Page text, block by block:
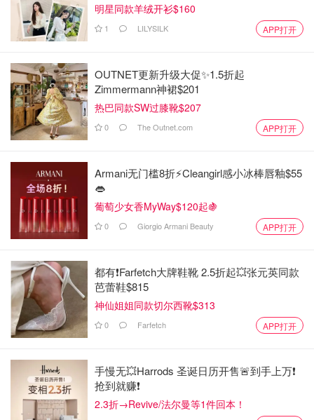
明星同款羊绒开衫$160
1 LILYSILK APP打开
OUTNET更新升级大促✨1.5折起
Zimmermann神裙$201
热巴同款SW过膝靴$207
0 The Outnet.com APP打开
Armani无门槛8折⚡️Cleangirl感小冰棒唇釉$55
👄
葡萄少女香MyWay$120起🍇
0 Giorgio Armani Beauty APP打开
都有❗Farfetch大牌鞋靴 2.5折起💥张元英同款
芭蕾鞋$815
神仙姐姐同款切尔西靴$313
0 Farfetch APP打开
手慢无💥Harrods 圣诞日历开售🚨到手上万❗️
抢到就赚❗️
2.3折→Revive/法尔曼等1件回本！